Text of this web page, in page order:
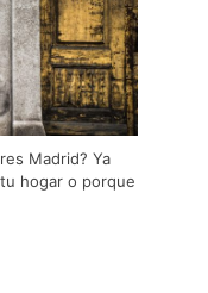
Madrid? Ya
hogar o porque